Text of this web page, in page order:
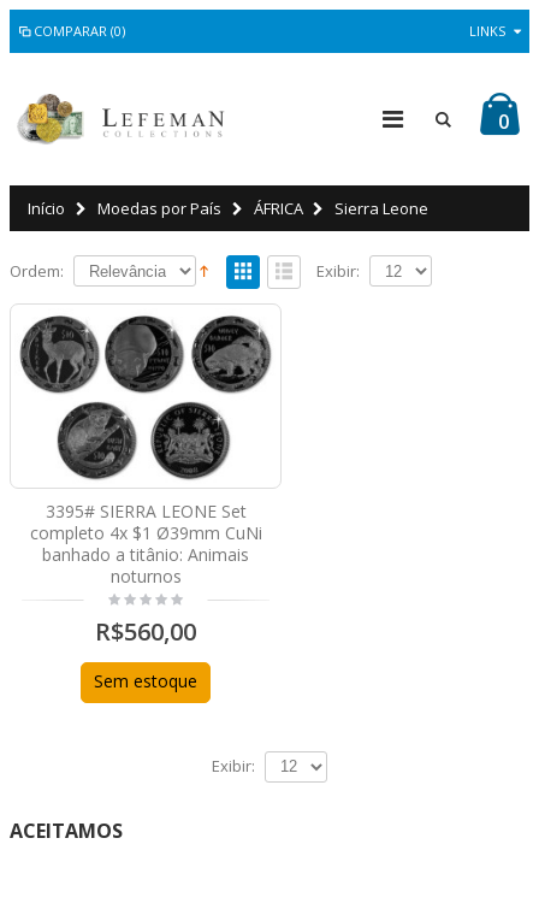
COMPARAR (0) LINKS
0
Início Moedas por País ÁFRICA Sierra Leone
Ordem: Exibir:
3395# SIERRA LEONE Set
completo 4x $1 Ø39mm CuNi
banhado a titânio: Animais
noturnos
R$560,00
Sem estoque
Exibir:
ACEITAMOS